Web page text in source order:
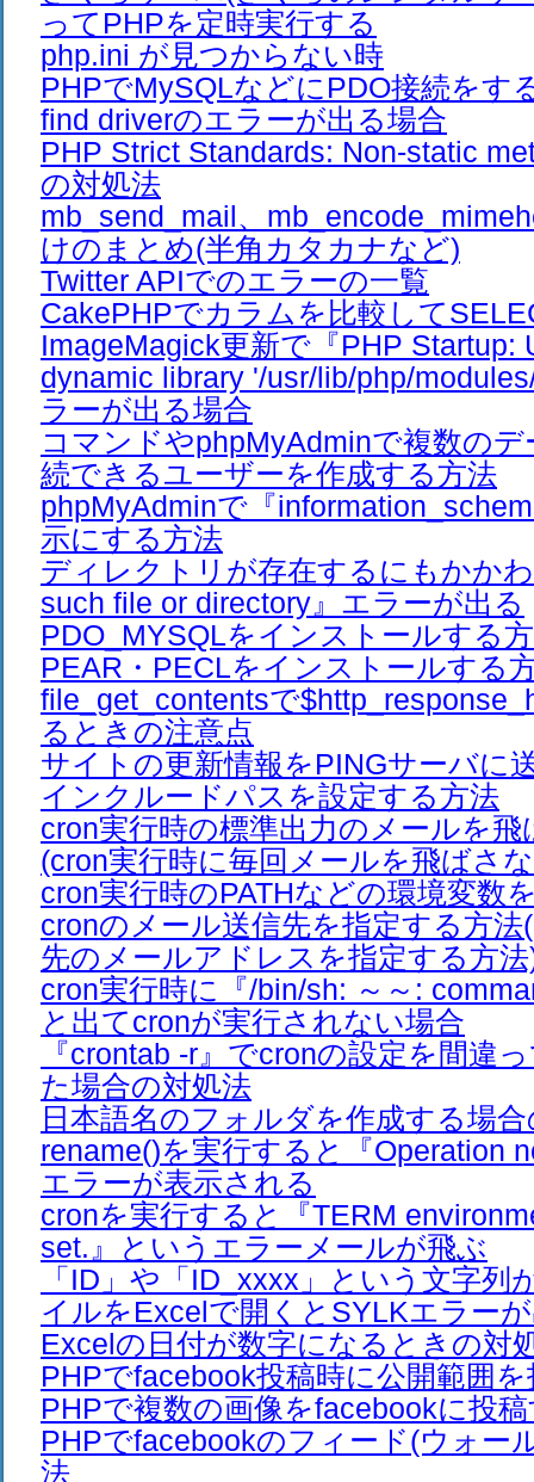
ってPHPを定時実行する
php.ini が見つからない時
PHPでMySQLなどにPDO接続をす
find driverのエラーが出る場合
PHP Strict Standards: Non-static
の対処法
mb_send_mail、
けのまとめ(半角カタカナなど)
Twitter APIでのエラーの一覧
CakePHPでカラムを比較して
ImageMagick更新で『PHP Startup:
dynamic library '/usr/lib/php/
ラーが出る場合
コマンドやphpMyAdminで複数の
続できるユーザーを作成する方法
phpMyAdminで『
示にする方法
ディレクトリが存在するにもかか
such file or directory』エラーが出る
PDO_MYSQLをインストールする
PEAR・PECLをインストールする
file_get_contentsで
るときの注意点
サイトの更新情報をPINGサーバに
インクルードパスを設定する方法
cron実行時の標準出力のメールを
(cron実行時に毎回メールを飛ばさ
cron実行時のPATHなどの環境変数
cronのメール送信先を指定する方
先のメールアドレスを指定する方
cron実行時に『/bin/sh: ～～:
と出てcronが実行されない場合
『crontab -r』でcronの設定を間違
た場合の対処法
日本語名のフォルダを作成する場
rename()を実行すると『Operation
エラーが表示される
cronを実行すると『TERM
set.』というエラーメールが飛ぶ
「ID」や「ID_xxxx」という文字列
イルをExcelで開くとSYLKエラー
Excelの日付が数字になるときの対
PHPでfacebook投稿時に公開範囲
PHPで複数の画像をfacebookに投
PHPでfacebookのフィード(ウォー
法